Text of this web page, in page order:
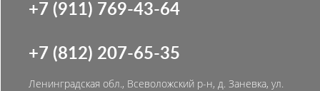
+7 (911) 769-43-64
+7 (812) 207-65-35
Ленинградская обл., Всеволожский р-н, д. Заневка, ул.